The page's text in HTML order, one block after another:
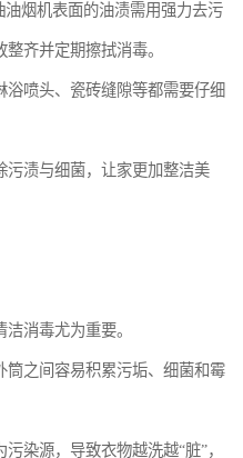
油烟机表面的油渍需用强力去污
齐并定期擦拭消毒。
浴喷头、瓷砖缝隙等都需要仔细
污渍与细菌，让家更加整洁美
消毒尤为重要。
之间容易积累污垢、细菌和霉
染源，导致衣物越洗越“脏”，